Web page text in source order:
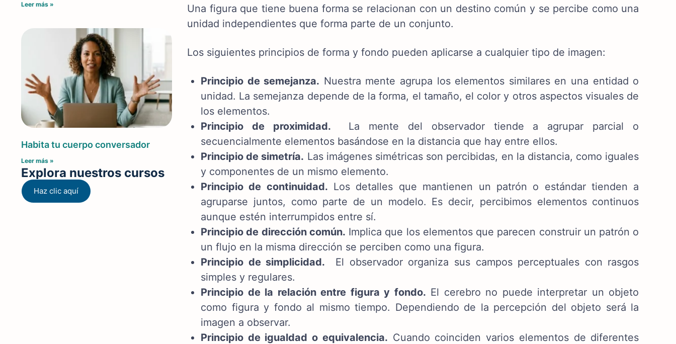
Leer más »
Habita tu cuerpo conversador
Leer más »
Explora nuestros cursos
Haz clic aquí
Una figura que tiene buena forma se relacionan con un destino común y se percibe como una
unidad independientes que forma parte de un conjunto.
Los siguientes principios de forma y fondo pueden aplicarse a cualquier tipo de imagen:
Principio de semejanza. Nuestra mente agrupa los elementos similares en una entidad o
unidad. La semejanza depende de la forma, el tamaño, el color y otros aspectos visuales de
los elementos.
Principio de proximidad.
La mente del observador tiende a agrupar parcial o
secuencialmente elementos basándose en la distancia que hay entre ellos.
Principio de simetría. Las imágenes simétricas son percibidas, en la distancia, como iguales
y componentes de un mismo elemento.
Principio de continuidad. Los detalles que mantienen un patrón o estándar tienden a
agruparse juntos, como parte de un modelo. Es decir, percibimos elementos continuos
aunque estén interrumpidos entre sí.
Principio de dirección común. Implica que los elementos que parecen construir un patrón o
un flujo en la misma dirección se perciben como una figura.
Principio de simplicidad. El observador organiza sus campos perceptuales con rasgos
simples y regulares.
Principio de la relación entre figura y fondo. El cerebro no puede interpretar un objeto
como figura y fondo al mismo tiempo. Dependiendo de la percepción del objeto será la
imagen a observar.
Principio de igualdad o equivalencia. Cuando coinciden varios elementos de diferentes